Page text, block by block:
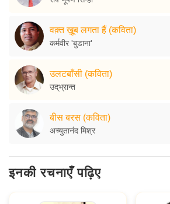
वक़्त ख़ूब लगता हैं (कविता)
कर्मवीर 'बुडाना'
उलटबाँसी (कविता)
उद्‌भ्रान्त
बीस बरस (कविता)
अच्युतानंद मिश्र
इनकी रचनाएँ पढ़िए